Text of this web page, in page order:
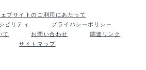
ブサイトのご利用にあたって
ビリティ
プライバシーポリシー
て
お問い合わせ
関連リンク
サイトマップ